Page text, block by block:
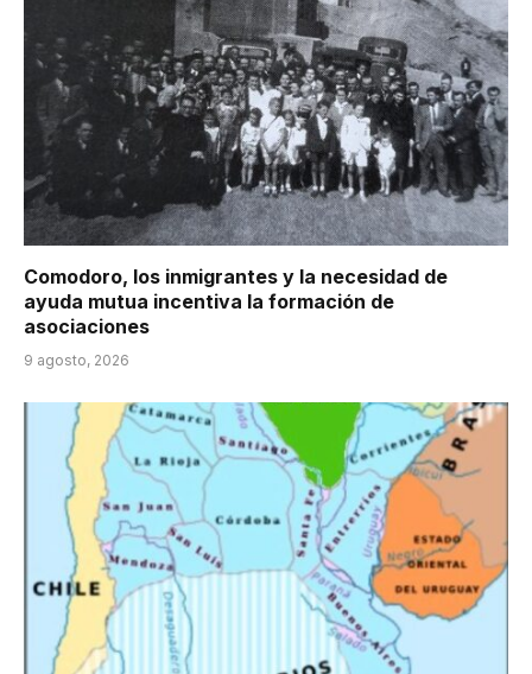
Comodoro, los inmigrantes y la necesidad de
ayuda mutua incentiva la formación de
asociaciones
9 agosto, 2026